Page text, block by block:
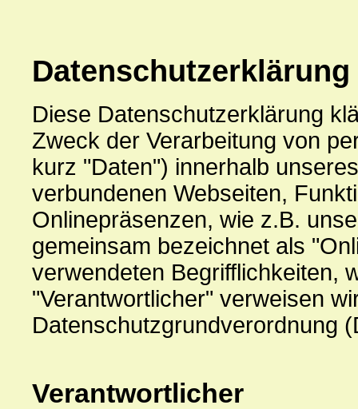
Datenschutzerklärung
Diese Datenschutzerklärung
Zweck der Verarbeitung von
kurz "Daten") innerhalb
verbundenen Webseiten,
Onlinepräsenzen, wie z.B.
gemeinsam bezeichnet als
verwendeten Begrifflichkeiten,
"Verantwortlicher" verweisen
Datenschutzgrundverordnung
Verantwortlicher